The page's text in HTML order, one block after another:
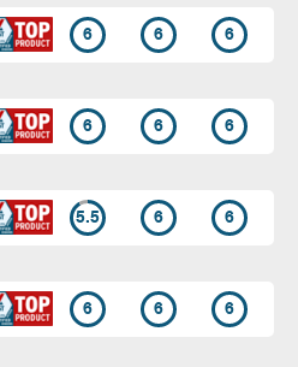
6 6 6
6 6 6
5.5 6 6
6 6 6